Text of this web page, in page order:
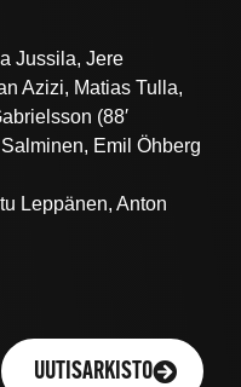
Jussila, Jere
Azizi, Matias Tulla,
(88′
Emil Öhberg
Leppänen, Anton
UUTISARKISTO